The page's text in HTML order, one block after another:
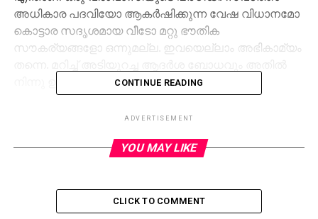
അധികാര പദവിയോ ആകര്‍ഷിക്കുന്ന വേഷ വിധാനമോ
കൊട്ടാര സദൃശമായ വീടോ മറ്റു ഭൗതിക
സൗകര്യങ്ങളോ ഒന്നുമല്ല. ഇവയെല്ലാം അഭികാമ്യം
നിന്നു ഉല്‍ഭൂതമായ കര്‍മ്മവുമാണ്.
അറിവും സംസ്‌കാരവും വിശ്വാസിയുടെ
വലിയ പ്രതാപശാലികളായി വിലസിയിരുന്ന ഒരു
നിലകൊള്ളുന്ന സമൂഹമായിരുന്നു. പക്ഷേ അവരുടെ
ഈമാനിന്റെ ശക്തി ഇന്നത്തെ
CONTINUE READING
ADVERTISEMENT
YOU MAY LIKE
CLICK TO COMMENT